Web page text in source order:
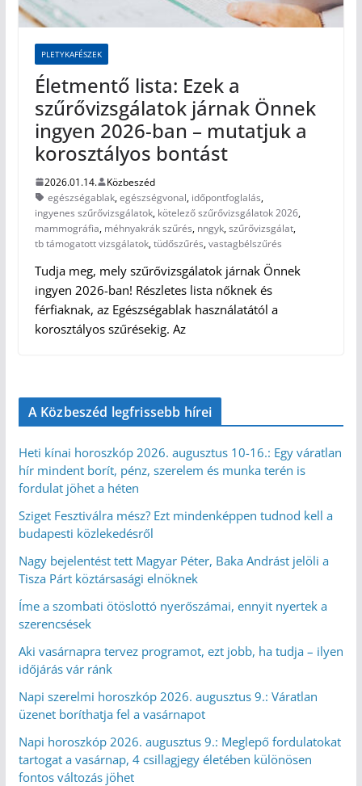
PLETYKAFÉSZEK
Életmentő lista: Ezek a
szűrővizsgálatok járnak Önnek
ingyen 2026-ban – mutatjuk a
korosztályos bontást
2026.01.14.
Közbeszéd
egészségablak,egészségvonal, időpontfoglalás,
ingyenes szűrővizsgálatok, kötelező szűrővizsgálatok 2026,
mammográfia, méhnyakrák szűrés, nngyk,szűrővizsgálat,
tb támogatott vizsgálatok,tüdőszűrés,vastagbélszűrés
Tudja meg, mely szűrővizsgálatok járnak Önnek
ingyen 2026-ban! Részletes lista nőknek és
férfiaknak, az Egészségablak használatától a
korosztályos szűrésekig. Az
A Közbeszéd legfrissebb hírei
Heti kínai horoszkóp 2026. augusztus 10-16.: Egy váratlan
hír mindent borít, pénz, szerelem és munka terén is
fordulat jöhet a héten
Sziget Fesztiválra mész? Ezt mindenképpen tudnod kell a
budapesti közlekedésről
Nagy bejelentést tett Magyar Péter, Baka Andrást jelöli a
Tisza Párt köztársasági elnöknek
Íme a szombati ötöslottó nyerőszámai, ennyit nyertek a
szerencsések
Aki vasárnapra tervez programot, ezt jobb, ha tudja – ilyen
időjárás vár ránk
Napi szerelmi horoszkóp 2026. augusztus 9.: Váratlan
üzenet boríthatja fel a vasárnapot
Napi horoszkóp 2026. augusztus 9.: Meglepő fordulatokat
tartogat a vasárnap, 4 csillagjegy életében különösen
fontos változás jöhet